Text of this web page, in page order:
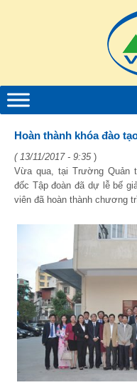
Hoàn thành khóa đào
( 13/11/2017 - 9:35)
Vừa qua, tại Trường Quản
đốc Tập đoàn đã dự lễ bế
viên đã hoàn thành chương